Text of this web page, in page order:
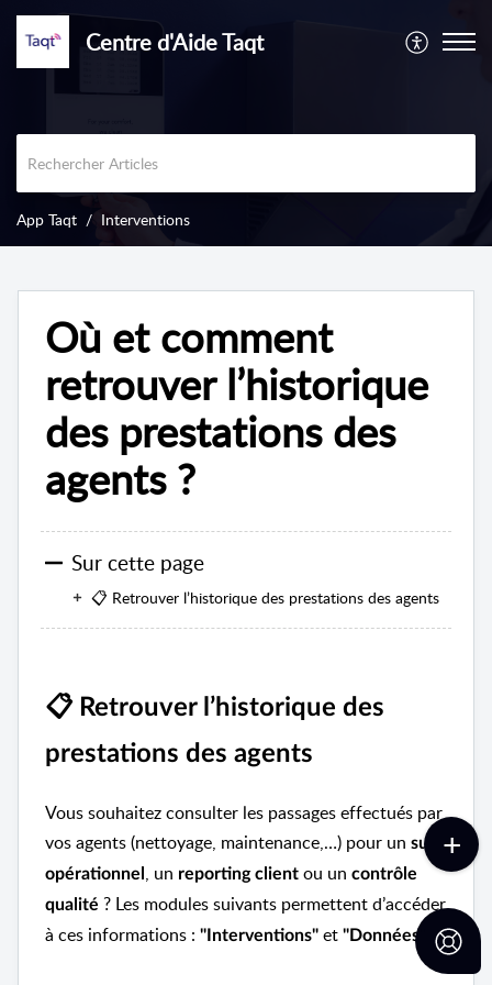
Centre d'Aide Taqt
App Taqt Interventions
Où et comment
retrouver l’historique
des prestations des
agents ?
Sur cette page
📋 Retrouver l’historique des prestations des agents
📋Retrouver l’historique des
prestations des agents
Vous souhaitez consulter les passages effectués par
vos agents (nettoyage, maintenance,…) pour un suivi
opérationnel , un reporting client ou un contrôle
qualité ? Les modules suivants permettent d’accéder
à ces informations : "Interventions" et "Données"